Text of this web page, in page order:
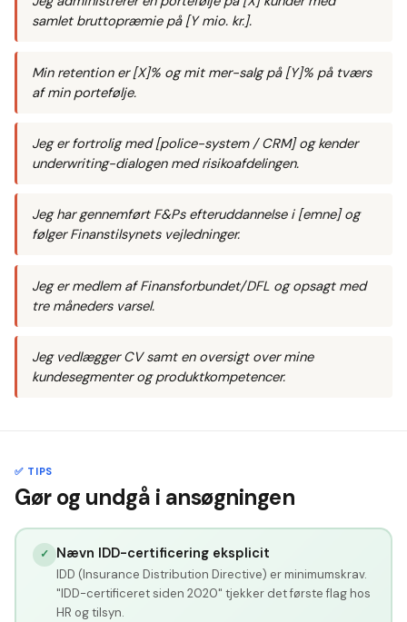
samlet bruttopræmie på [Y mio. kr.].
Min retention er [X]% og mit mer-salg på [Y]% på tværs
af min portefølje.
Jeg er fortrolig med [police-system / CRM] og kender
underwriting-dialogen med risikoafdelingen.
Jeg har gennemført F&Ps efteruddannelse i [emne] og
følger Finanstilsynets vejledninger.
Jeg er medlem af Finansforbundet/DFL og opsagt med
tre måneders varsel.
Jeg vedlægger CV samt en oversigt over mine
kundesegmenter og produktkompetencer.
✅ TIPS
Gør og undgå i ansøgningen
✓ Nævn IDD-certificering eksplicit
IDD (Insurance Distribution Directive) er minimumskrav.
"IDD-certificeret siden 2020" tjekker det første flag hos
HR og tilsyn.